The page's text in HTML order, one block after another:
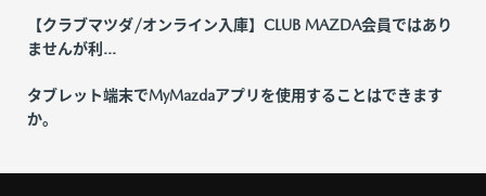
【クラブマツダ/オンライン入庫】CLUB MAZDA会員ではあり
ませんが利...
タブレット端末でMyMazdaアプリを使用することはできます
か。